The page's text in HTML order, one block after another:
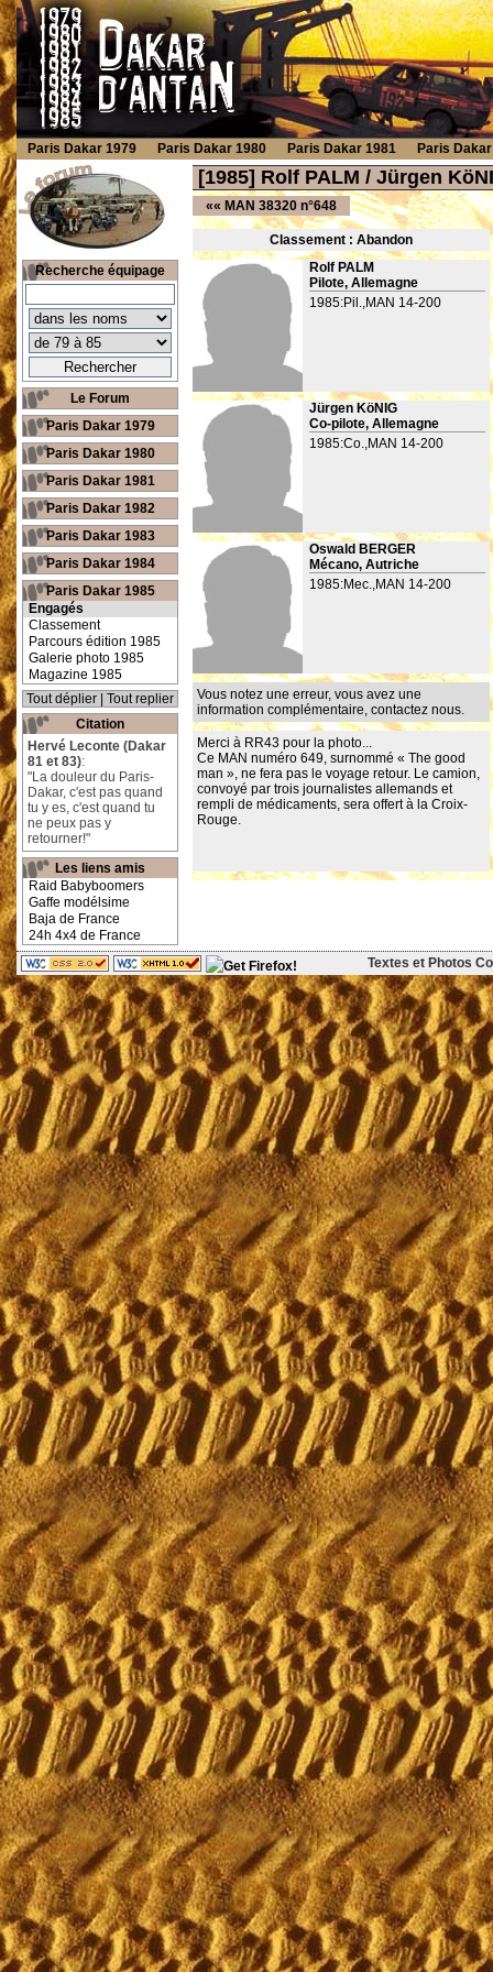
[1985] Rolf PALM / Jürgen
«« MAN 38320 n°648
Classement : Abandon
Rolf PALM
Pilote, Allemagne
1985:Pil.,MAN 14-200
Jürgen KöNIG
Co-pilote, Allemagne
1985:Co.,MAN 14-200
Oswald BERGER
Mécano, Autriche
1985:Mec.,MAN 14-200
Vous notez une erreur, vous avez une
information complémentaire, contactez nous.
Merci à RR43 pour la photo...
Ce MAN numéro 649, surnommé « The good
man », ne fera pas le voyage retour. Le camion,
convoyé par trois journalistes allemands et
rempli de médicaments, sera offert à la Croix-
Rouge.
Recherche équipage
Le Forum
Paris Dakar 1979
Paris Dakar 1980
Paris Dakar 1981
Paris Dakar 1982
Paris Dakar 1983
Paris Dakar 1984
Paris Dakar 1985
Engagés
Classement
Parcours édition 1985
Galerie photo 1985
Magazine 1985
Tout déplier
Tout replier
Citation
Hervé Leconte (Dakar
81 et 83):
"La douleur du Paris-
Dakar, c'est pas quand
tu y es, c'est quand tu
ne peux pas y
retourner!"
Les liens amis
Raid Babyboomers
Gaffe modélsime
Baja de France
24h 4x4 de France
Paris Dakar 1979 Paris Dakar 1980 Paris Dakar 1981 Paris
Textes et Photos